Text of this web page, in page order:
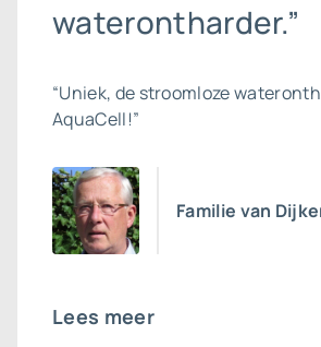
waterontharder.”
“Uniek, de stroomloze
AquaCell!”
Familie van
Lees meer